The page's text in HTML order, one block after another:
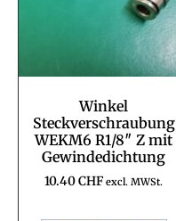
Winkel
Steckverschraubung
WEKM6 R1/8″ Z mit
Gewindedichtung
10.40CHF excl. MWSt.